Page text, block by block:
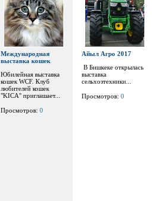
Международная
выставка кошек
Юбилейная выставка
кошек WCF. Клуб
любителей кошек
"KICA" приглашает...
Просмотров: 0
Айыл Агро 2017
В Бишкеке открылась
выставка
сельхозтехники...
Просмотров: 0